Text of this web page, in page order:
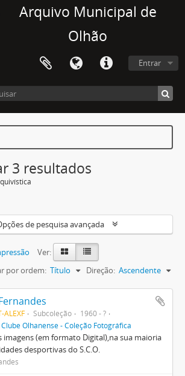
Arquivo Municipal de
Olhão
Entrar
3 resultados
de pesquisa avançada
Ver:
por ordem: Título Direção: Ascendente
ALEXF Subcoleção
1960 - ?
Olhanense - Coleção Fotográfica
imagens (em formato Digital),na sua maioria
desportivas do S.C.O.